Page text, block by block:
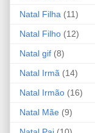
Natal Filha (11)
Natal Filho (12)
Natal gif (8)
Natal Irmã (14)
Natal Irmão (16)
Natal Mãe (9)